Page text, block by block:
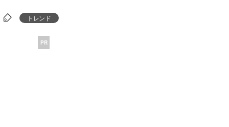
トレンド
PR